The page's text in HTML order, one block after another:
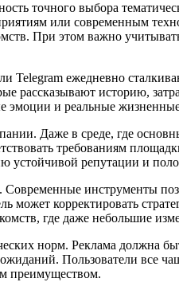
точного выбора
или современным
При этом важно
Telegram ежедневно
рассказывают историю,
и реальные жизненные
Даже в среде, где
требованиям
устойчивой репутации и
инструменты
может корректировать
где даже небольшие
норм. Реклама должна
Пользователи все
преимуществом.